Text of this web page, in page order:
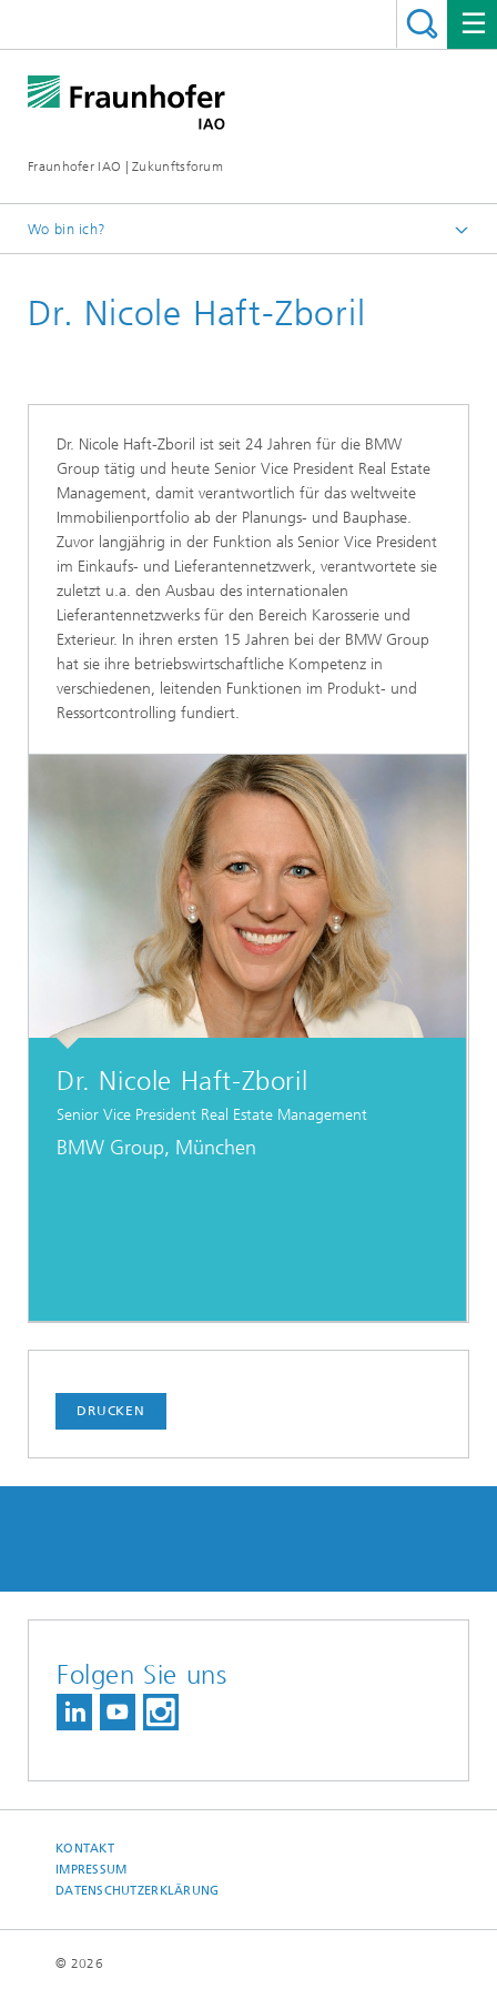
Fraunhofer IAO | Zukunftsforum
Wo bin ich?
Rückblicke
Dr. Nicole Haft-Zboril
Dr. Nicole Haft-Zboril ist seit 24 Jahren für die BMW
Group tätig und heute Senior Vice President Real Estate
Management, damit verantwortlich für das weltweite
Immobilienportfolio ab der Planungs- und Bauphase.
Zuvor langjährig in der Funktion als Senior Vice President
im Einkaufs- und Lieferantennetzwerk, verantwortete sie
zuletzt u.a. den Ausbau des internationalen
Lieferantennetzwerks für den Bereich Karosserie und
Exterieur. In ihren ersten 15 Jahren bei der BMW Group
hat sie ihre betriebswirtschaftliche Kompetenz in
verschiedenen, leitenden Funktionen im Produkt- und
Ressortcontrolling fundiert.
Dr. Nicole Haft-Zboril
Senior Vice President Real Estate Management
BMW Group, München
DRUCKEN
Folgen Sie uns
KONTAKT
IMPRESSUM
DATENSCHUTZERKLÄRUNG
© 2026